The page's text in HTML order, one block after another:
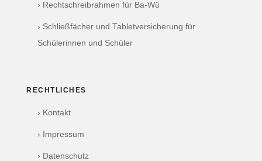
› Rechtschreibrahmen für Ba-Wü
› Schließfächer und Tabletversicherung für
Schülerinnen und Schüler
RECHTLICHES
› Kontakt
› Impressum
› Datenschutz